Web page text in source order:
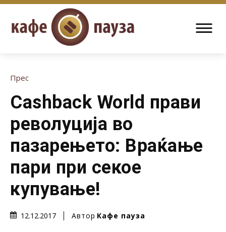
Прес
Cashback World прави
револуција во
пазарењето: Враќање
пари при секое
купување!
12.12.2017 Автор Кафе пауза